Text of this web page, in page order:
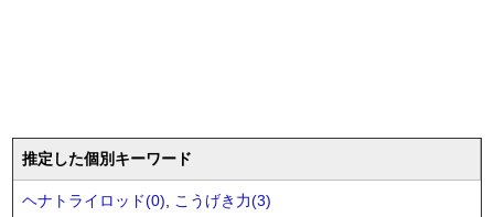
推定した個別キーワード
ヘナトライロッド(0), こうげき力(3)